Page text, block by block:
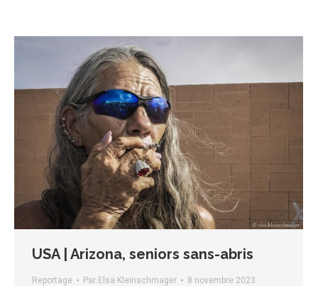
USA | Arizona, seniors sans-abris
Reportage Par Elsa Kleinschmager 8 novembre 2023